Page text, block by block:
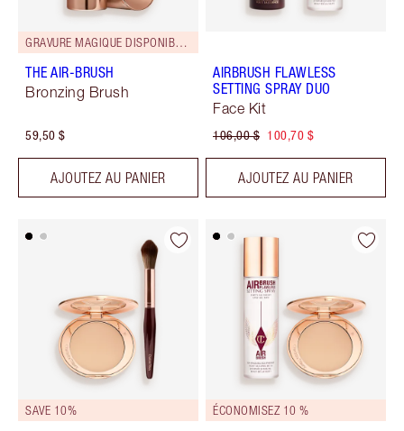
GRAVURE MAGIQUE DISPONIBLE !
THE AIR-BRUSH
Bronzing Brush
59,50 $
AJOUTEZ AU PANIER
AIRBRUSH FLAWLESS
SETTING SPRAY DUO
Face Kit
106,00 $ 100,70 $
AJOUTEZ AU PANIER
SAVE 10% ÉCONOMISEZ 10 %